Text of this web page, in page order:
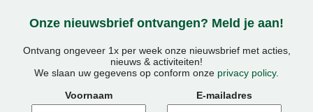
Onze nieuwsbrief ontvangen? Meld je aan!
Ontvang ongeveer 1x per week onze nieuwsbrief met acties,
nieuws & activiteiten!
We slaan uw gegevens op conform onze privacy policy.
Voornaam
E-mailadres